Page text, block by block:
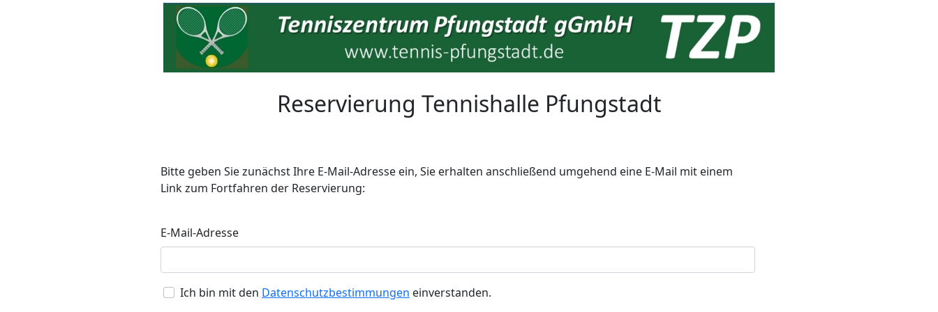
Reservierung Tennishalle Pfungstadt
Bitte geben Sie zunächst Ihre E-Mail-Adresse ein, Sie erhalten anschließend umgehend eine E-Mail mit einem
Link zum Fortfahren der Reservierung:
E-Mail-Adresse
Ich bin mit den Datenschutzbestimmungen einverstanden.